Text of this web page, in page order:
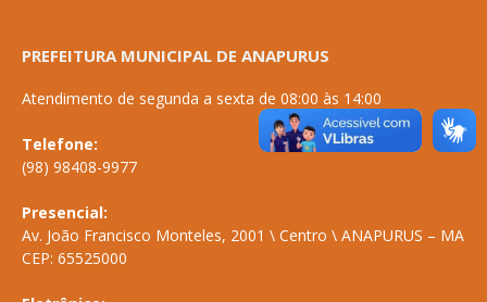
PREFEITURA MUNICIPAL DE ANAPURUS
Atendimento de segunda a sexta de 08:00 às 14:00
Telefone:
(98) 98408-9977
Presencial:
Av. João Francisco Monteles, 2001 \ Centro \ ANAPURUS – MA
CEP: 65525000